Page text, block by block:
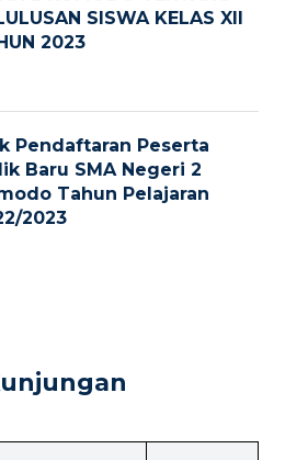
SISWA KELAS XII
2023
Pendaftaran Peserta
Baru SMA Negeri 2
Tahun Pelajaran
2023